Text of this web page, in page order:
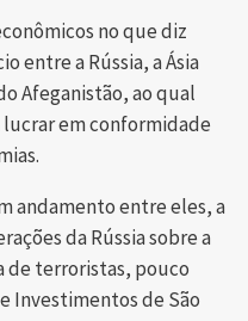
no que diz
entre a Rússia, a Ásia
Afeganistão, ao qual
em conformidade
andamento entre eles, a
da Rússia sobre a
de terroristas, pouco
Investimentos de São